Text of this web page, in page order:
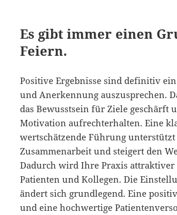
Es gibt immer einen
Feiern.
Positive Ergebnisse sind definitiv
und Anerkennung auszusprechen.
das Bewusstsein für Ziele geschärft
Motivation aufrechterhalten. Eine
wertschätzende Führung
Zusammenarbeit und steigert den
Dadurch wird Ihre Praxis attraktiver
Patienten und Kollegen. Die
ändert sich grundlegend. Eine
und eine hochwertige